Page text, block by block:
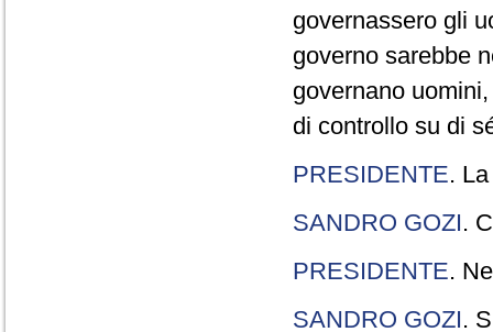
governassero gli
governo sarebbe
governano
di controllo su di
PRESIDENTE.
SANDRO GOZI.
PRESIDENTE.
SANDRO GOZI.